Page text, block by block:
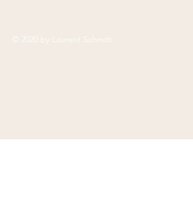
© 2020 by Laurent Schmitt